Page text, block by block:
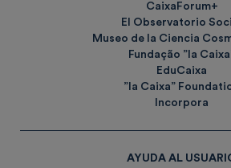
CaixaForum+
El Observatorio
Museo de la Ciencia
Fundação ”la
EduCaixa
”la Caixa”
Incorpora
AYUDA AL